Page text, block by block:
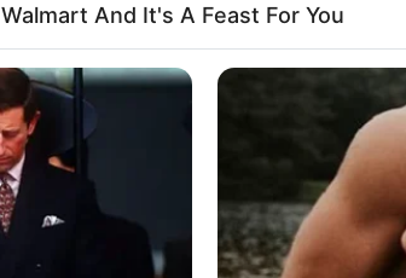
Walmart And It's A Feast For You